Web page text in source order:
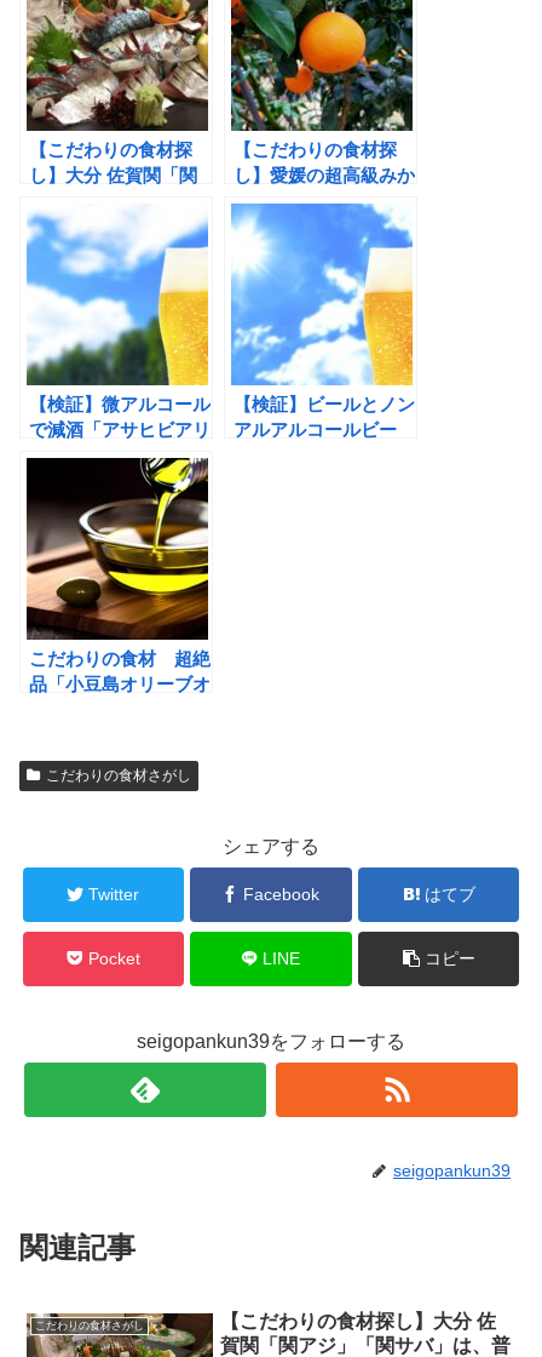
【こだわりの食材探
し】大分 佐賀関「関
普通のアジ・サバと何
が違う？？
【こだわりの食材探
し】愛媛の超高級みか
ん「紅まどんな」美し
さと食感がたまらな
【検証】微アルコール
で減酒「アサヒビアリ
ー」が、おいしい理
由！これでええんちゃ
う？
【検証】ビールとノン
アルアルコールビー
こだわりの食材 超絶
品「小豆島オリーブオ
こだわりの食材さがし
シェアする
Twitter Facebook はてブ
Pocket LINE コピー
seigopankun39をフォローする
seigopankun39
関連記事
こだわりの食材さがし
【こだわりの食材探し】大分 佐
賀関「関アジ」「関サバ」は、普